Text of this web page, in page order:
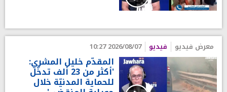
معرض فيديو فيديو 2026/08/07 10:27
المقدّم خليل المشري:
'أكثر من 23 ألف تدخّل
للحماية المدنيّة خلال